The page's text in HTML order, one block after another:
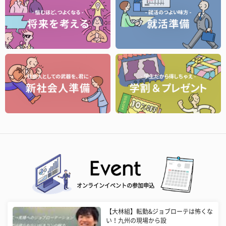
オンラインイベントの参加申込
【大林組】転勤&ジョブローテは怖くな
い！九州の現場から設